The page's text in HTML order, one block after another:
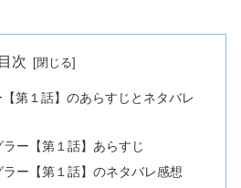
目次
第１話】のあらすじとネタバレ
ー【第１話】あらすじ
ー【第１話】のネタバレ感想